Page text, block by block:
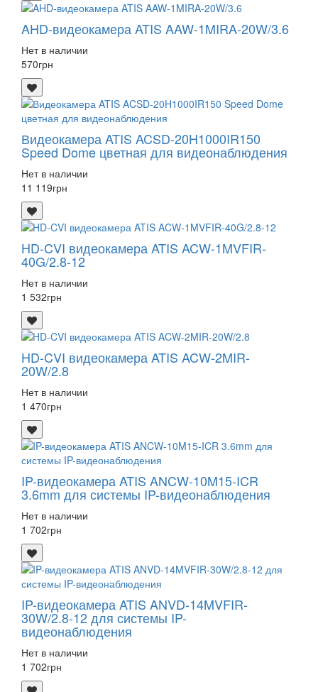
AHD-видеокамера ATIS AAW-1MIRA-20W/3.6
Нет в наличии
570грн
Видеокамера ATIS ACSD-20H1000IR150
Speed ​​Dome цветная для видеонаблюдения
Нет в наличии
11 119грн
HD-CVI видеокамера ATIS ACW-1MVFIR-
40G/2.8-12
Нет в наличии
1 532грн
HD-CVI видеокамера ATIS ACW-2MIR-
20W/2.8
Нет в наличии
1 470грн
IP-видеокамера ATIS ANCW-10M15-ICR
3.6mm для системы IP-видеонаблюдения
Нет в наличии
1 702грн
IP-видеокамера ATIS ANVD-14MVFIR-
30W/2.8-12 для системы IP-
видеонаблюдения
Нет в наличии
1 702грн